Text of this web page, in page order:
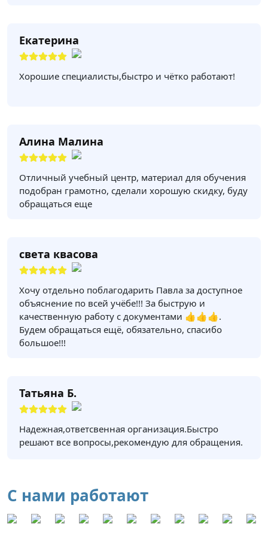
Екатерина
Хорошие специалисты,быстро и чётко работают!
Алина Малина
Отличный учебный центр, материал для обучения
подобран грамотно, сделали хорошую скидку, буду
обращаться еще
света квасова
Хочу отдельно поблагодарить Павла за доступное
объяснение по всей учёбе!!! За быструю и
качественную работу с документами 👍👍👍.
Будем обращаться ещё, обязательно, спасибо
большое!!!
Татьяна Б.
Надежная,ответсвенная организация.Быстро
решают все вопросы,рекомендую для обращения.
С нами работают